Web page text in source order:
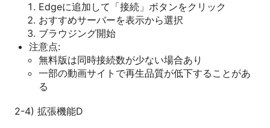
Edgeに追加して「接続」ボタンをクリック
おすすめサーバーを表示から選択
ブラウジング開始
注意点:
無料版は同時接続数が少ない場合あり
一部の動画サイトで再生品質が低下することがあ
る
2-4) 拡張機能D